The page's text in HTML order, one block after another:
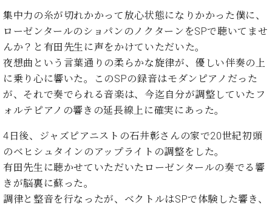
イ
ン
コ
サ
ー
ト
グ
ン
ド
ピ
ア
ノ
シ
ュ
ー
レ
納
入
績
ホ
ル・
ス
タ
ン
イ
ベ
ン
ト
代
店
主
イ
ベ
ン
ーレ
音楽
教室
ベ
ヒ
イ
ン
・
セ
問
合
せ
集中力の糸が切れかかって放心状態になりかかった僕に、
ローゼンタールのショパンのノクターンをSPで聴いてませ
んか？と有田先生に声をかけていただいた。
夜想曲という言葉通りの柔らかな旋律が、優しい伴奏の上
に乗り心に響いた。このSPの録音はモダンピアノだった
が、それで奏でられる音楽は、今迄自分が調整していたフ
ォルテピアノの響きの延長線上に確実にあった。
4日後、ジャズピアニストの石井彰さんの家で20世紀初頭
のベヒシュタインのアップライトの調整をした。
有田先生に聴かせていただいたローゼンタールの奏でる響
きが脳裏に蘇った。
調律と整音を行なったが、ベクトルはSPで体験した響き、